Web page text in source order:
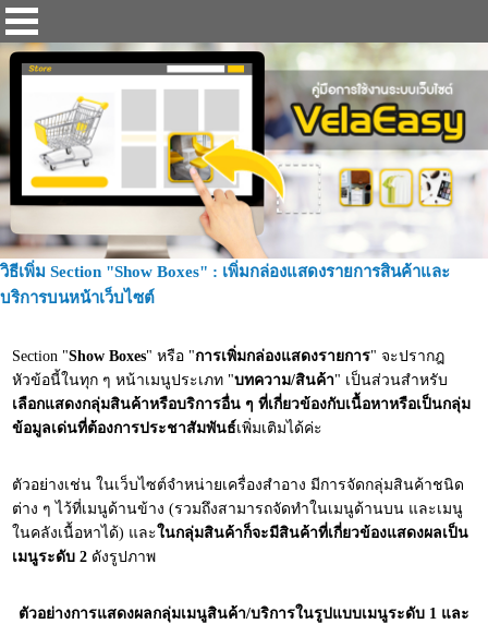
วิธีเพิ่ม Section "Show Boxes" : เพิ่มกล่องแสดงรายการสินค้าและ
บริการบนหน้าเว็บไซต์
Section "Show Boxes" หรือ "การเพิ่มกล่องแสดงรายการ" จะปรากฎ
หัวข้อนี้ในทุก ๆ หน้าเมนูประเภท "บทความ/สินค้า" เป็นส่วนสำหรับ
เลือกแสดงกลุ่มสินค้าหรือบริการอื่น ๆ ที่เกี่ยวข้องกับเนื้อหาหรือเป็นกลุ่ม
ข้อมูลเด่นที่ต้องการประชาสัมพันธ์เพิ่มเติมได้ค่ะ
ตัวอย่างเช่น ในเว็บไซต์จำหน่ายเครื่องสำอาง มีการจัดกลุ่มสินค้าชนิด
ต่าง ๆ ไว้ที่เมนูด้านข้าง (รวมถึงสามารถจัดทำในเมนูด้านบน และเมนู
ในคลังเนื้อหาได้) และในกลุ่มสินค้าก็จะมีสินค้าที่เกี่ยวข้องแสดงผลเป็น
เมนูระดับ 2 ดังรูปภาพ
ตัวอย่างการแสดงผลกลุ่มเมนูสินค้า/บริการในรูปแบบเมนูระดับ 1 และ